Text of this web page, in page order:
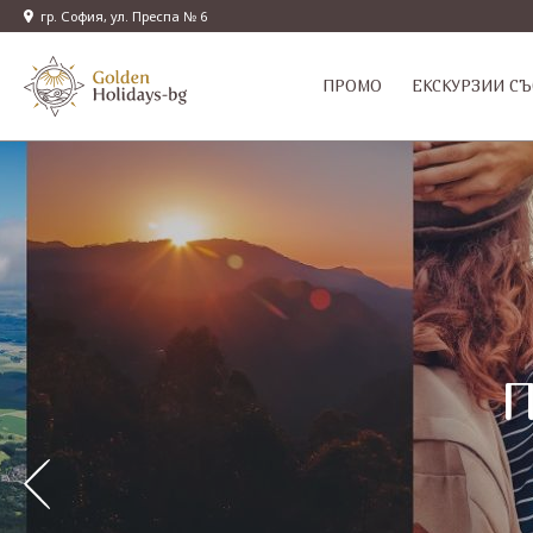
гр. София, ул. Преспа № 6
ПРОМО EКСКУРЗИИ